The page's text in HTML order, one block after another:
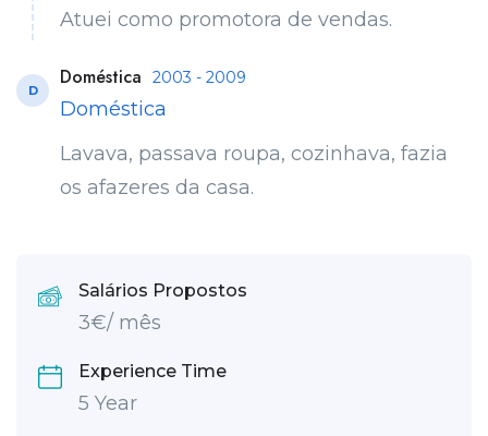
Atuei como promotora de vendas.
D
Doméstica 2003 - 2009
Doméstica
Lavava, passava roupa, cozinhava, fazia
os afazeres da casa.
Salários Propostos
3€/ mês
Experience Time
5 Year